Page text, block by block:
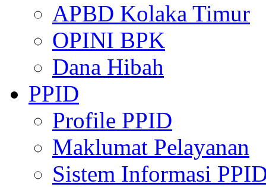
APBD Kolaka Timur
OPINI BPK
Dana Hibah
PPID
Profile PPID
Maklumat Pelayanan
Sistem Informasi